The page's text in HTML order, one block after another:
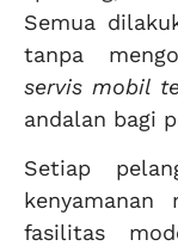
Semua
tanpa
servis mobil
andalan bagi
Setiap
kenyamanan
fasilitas